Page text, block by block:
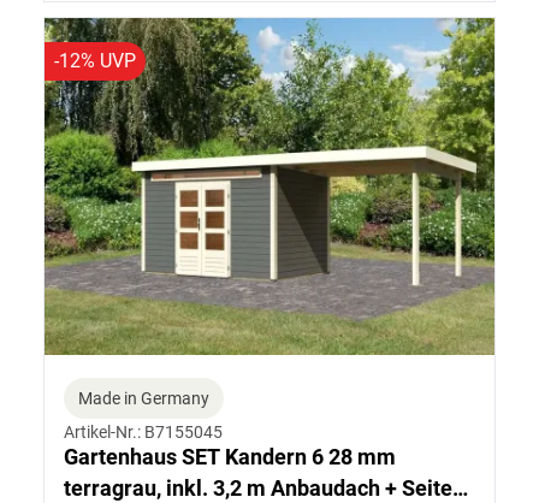
-12% UVP
Made in Germany
Artikel-Nr.: B7155045
Gartenhaus SET Kandern 6 28 mm
terragrau, inkl. 3,2 m Anbaudach + Seiten-